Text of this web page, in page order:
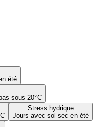
été
sous 20°C
Stress hydrique
Jours avec sol sec en été